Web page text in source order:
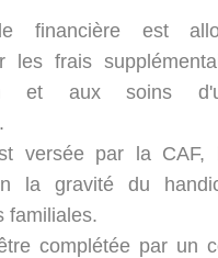
financière est
les frais
et aux soins
versée par la CAF,
la gravité du
familiales.
complétée par un